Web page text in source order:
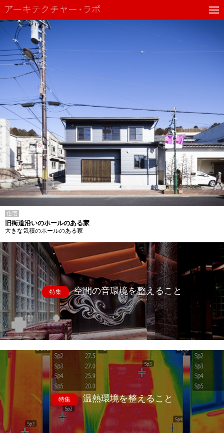
住宅
旧街道沿いのホールのある家
大きな気積のホールのある家
特集 空間の音環境を整えること
特集 温熱環境を整えること